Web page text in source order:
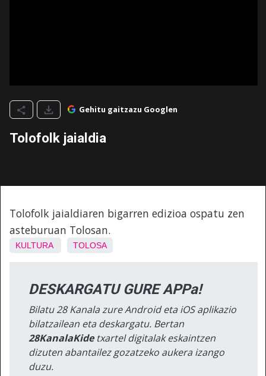
Gehitu gaitzazu Googlen
Tolofolk jaialdia
Tolofolk jaialdiaren bigarren edizioa ospatu zen
asteburuan Tolosan.
KULTURA TOLOSA
DESKARGATU GURE APPa!
Bilatu 28 Kanala zure Android eta iOS aplikazio
bilatzailean eta deskargatu. Bertan
28KanalaKidetxartel digitalak eskaintzen
dizuten abantailez gozatzeko aukera izango
duzu.